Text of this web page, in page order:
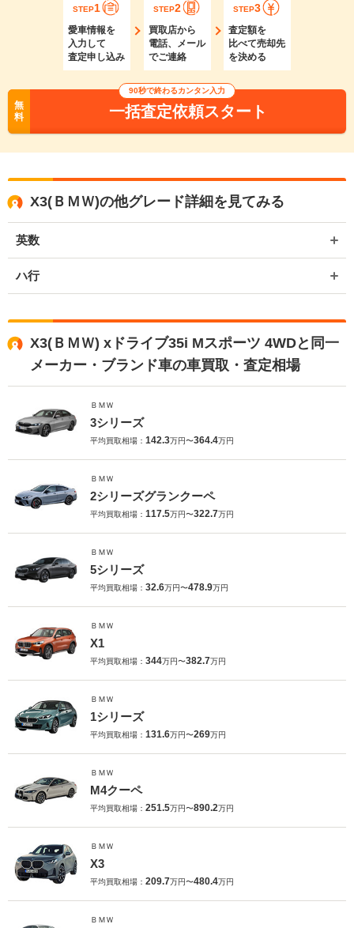
STEP1
愛車情報を
入力して
査定申し込み
STEP2
買取店から
電話、メール
でご連絡
STEP3
査定額を
比べて売却先
を決める
無
料
90秒で終わるカンタン入力
一括査定依頼スタート
X3(ＢＭＷ)の他グレード詳細を見てみる
英数
ハ行
X3(ＢＭＷ) xドライブ35i Mスポーツ 4WDと同一
メーカー・ブランド車の車買取・査定相場
ＢＭＷ
3シリーズ
平均買取相場： 142.3万円〜364.4万円
ＢＭＷ
2シリーズグランクーペ
平均買取相場： 117.5万円〜322.7万円
ＢＭＷ
5シリーズ
平均買取相場： 32.6万円〜478.9万円
ＢＭＷ
X1
平均買取相場： 344万円〜382.7万円
ＢＭＷ
1シリーズ
平均買取相場： 131.6万円〜269万円
ＢＭＷ
M4クーペ
平均買取相場： 251.5万円〜890.2万円
ＢＭＷ
X3
平均買取相場： 209.7万円〜480.4万円
ＢＭＷ